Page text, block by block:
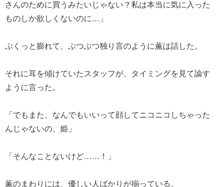
さんのために買うみたいじゃない？私は本当に気に入った
ものしか欲しくないのに…」
ぷくっと膨れて、ぶつぶつ独り言のように薫は話した。
それに耳を傾けていたスタッフが、タイミングを見て諭す
ように言った。
「でもまた、なんでもいいって顔してニコニコしちゃった
んじゃないの、姫」
「そんなことないけど……！」
薫のまわりには、優しい人ばかりが揃っている。